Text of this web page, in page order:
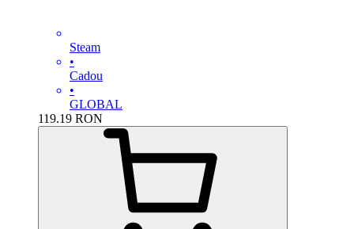
Steam
•
Cadou
•
GLOBAL
119.19 RON